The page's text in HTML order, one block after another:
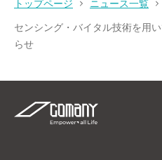
トップページ ニュース一覧
センシング・バイタル技術を用
らせ